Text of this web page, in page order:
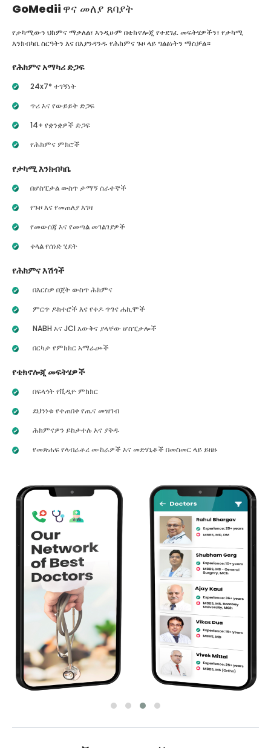
GoMedii ዋና መለያ ጸባያት
የታካሚውን ህክምና ማቃለል፣ እንዲሁም በቴክኖሎጂ የተደገፈ መፍትሄዎችን፣ የታካሚ
እንክብካቤ ስርዓትን እና በእያንዳንዱ የሕክምና ጉዞ ላይ ግልፅነትን ማስቻል።
የሕክምና አማካሪ ድጋፍ
24x7* ተገኝነት
ጥሪ እና የውይይት ድጋፍ
14+ የቋንቋዎች ድጋፍ
የሕክምና ምክሮች
የታካሚ እንክብካቤ
በሆስፒታል ውስጥ ታማኝ ሰራተኞች
የጉዞ እና የመጠለያ እገዛ
የመውሰጃ እና የመጣል መገልገያዎች
ቀላል የሰነድ ሂደት
የሕክምና እሽጎች
በእርስዎ በጀት ውስጥ ሕክምና
ምርጥ ዶክተሮች እና የቀዶ ጥገና ሐኪሞች
NABH እና JCI እውቅና ያላቸው ሆስፒታሎች
በርካታ የምክክር አማራጮች
የቴክኖሎጂ መፍትሄዎች
በፍላጎት የቪዲዮ ምክክር
ደህንነቱ የተጠበቀ የጤና መዝገብ
ሕክምናዎን ይከታተሉ እና ያቅዱ
የመጽሐፍ የላብራቶሪ ሙከራዎች እና መድሃኒቶች በመስመር ላይ ይዘዙ